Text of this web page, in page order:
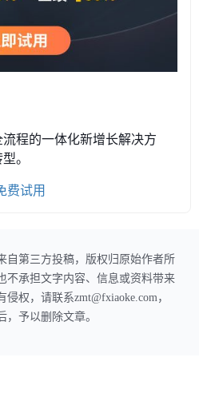
程的一体化新增长解决方
。
费试用
自第三方投稿，版权归原始作者所
不承担文字内容、信息或资料带来
权，请联系zmt@fxiaoke.com，
予以删除文章。